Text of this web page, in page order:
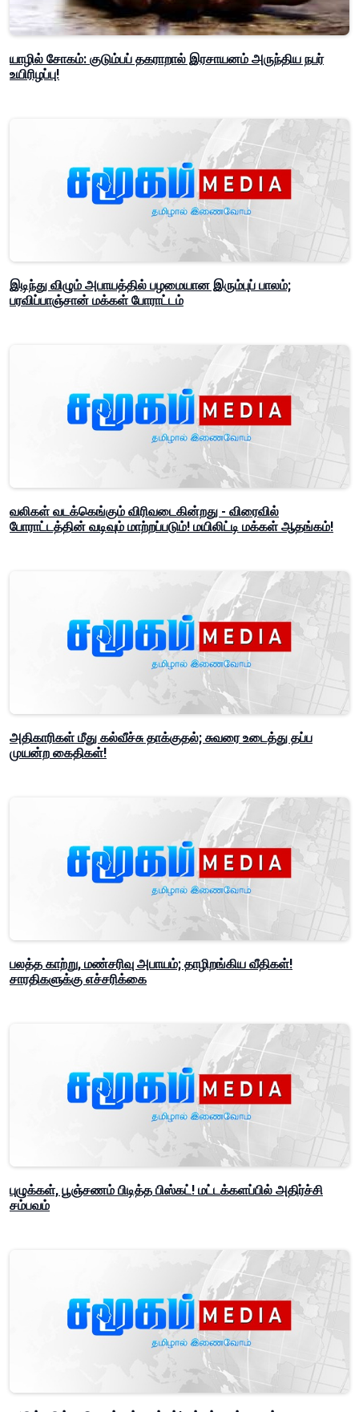
யாழில் சோகம்: குடும்பப் தகராறால் இரசாயனம் அருந்திய நபர்
உயிரிழப்பு!
இடிந்து விழும் அபாயத்தில் பழமையான இரும்புப் பாலம்;
பரவிப்பாஞ்சான் மக்கள் போராட்டம்
வலிகள் வடக்கெங்கும் விரிவடைகின்றது - விரைவில்
போராட்டத்தின் வடிவும் மாற்றப்படும்! மயிலிட்டி மக்கள் ஆதங்கம்!
அதிகாரிகள் மீது கல்வீச்சு தாக்குதல்; சுவரை உடைத்து தப்ப
முயன்ற கைதிகள்!
பலத்த காற்று, மண்சரிவு அபாயம்; தாழிறங்கிய வீதிகள்!
சாரதிகளுக்கு எச்சரிக்கை
புழுக்கள், பூஞ்சணம் பிடித்த பிஸ்கட்! மட்டக்களப்பில் அதிர்ச்சி
சம்பவம்